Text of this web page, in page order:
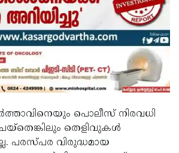
പൊലീസ് നിരവധി
തെളിവുകള്‍
പരസ്പര വിരുദ്ധമായ